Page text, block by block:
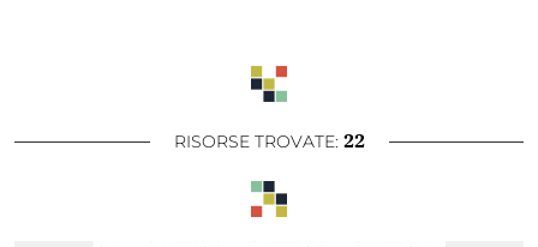
RISORSE TROVATE: 22